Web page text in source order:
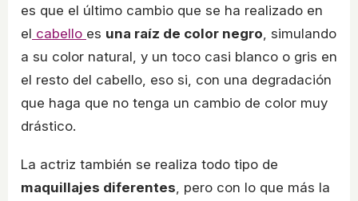
es que el último cambio que se ha realizado en
el cabello es una raíz de color negro , simulando
a su color natural, y un toco casi blanco o gris en
el resto del cabello, eso si, con una degradación
que haga que no tenga un cambio de color muy
drástico.
La actriz también se realiza todo tipo de
maquillajes diferentes , pero con lo que más la